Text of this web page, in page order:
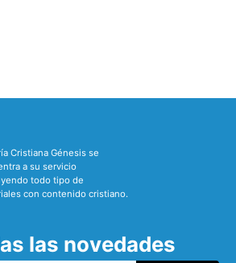
Cristiana Génesis se
a su servicio
todo tipo de
con contenido cristiano.
las novedades